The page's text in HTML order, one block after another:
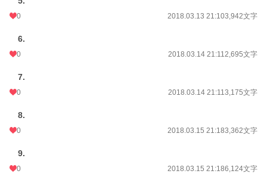
0 2018.03.13 21:103,942文字
6.
0 2018.03.14 21:112,695文字
7.
0 2018.03.14 21:113,175文字
8.
0 2018.03.15 21:183,362文字
9.
0 2018.03.15 21:186,124文字